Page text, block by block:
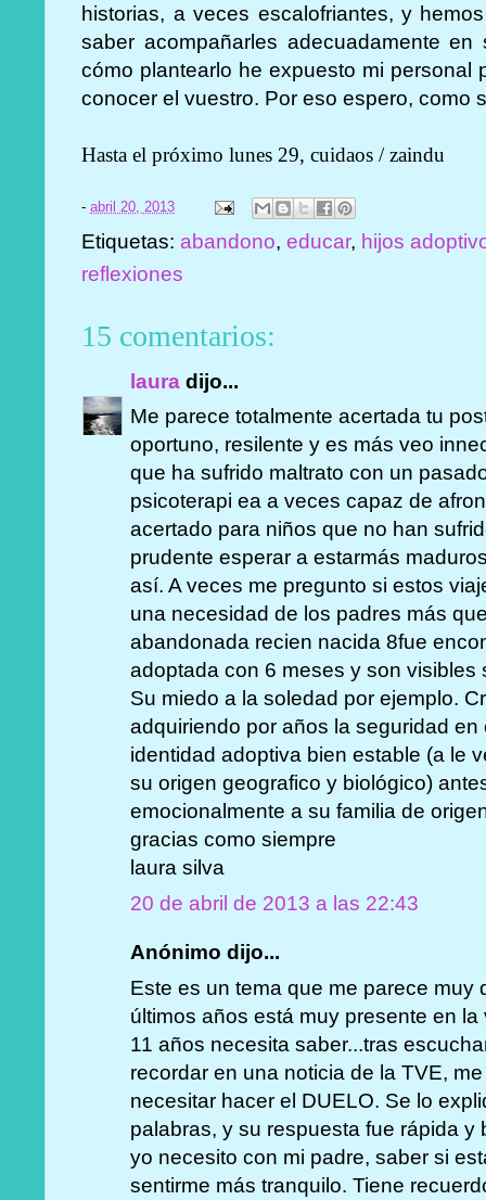
historias, a veces escalofriantes, y
saber acompañarles adecuadamente
cómo plantearlo he expuesto mi personal
conocer el vuestro. Por eso espero, como
Hasta el próximo lunes 29, cuidaos / zaindu
-abril 20, 2013
Etiquetas:abandono,educar, hijos
reflexiones
15 comentarios:
laura dijo...
Me parece totalmente acertada tu
oportuno, resilente y es más veo
que ha sufrido maltrato con un
psicoterapi ea a veces capaz de
acertado para niños que no han
prudente esperar a estarmás
así. A veces me pregunto si estos
una necesidad de los padres más
abandonada recien nacida 8fue
adoptada con 6 meses y son
Su miedo a la soledad por ejemplo.
adquiriendo por años la seguridad
identidad adoptiva bien estable (a le
su origen geografico y biológico)
emocionalmente a su familia de
gracias como siempre
laura silva
20 de abril de 2013 a las 22:43
Anónimo dijo...
Este es un tema que me parece muy
últimos años está muy presente en
11 años necesita saber...tras
recordar en una noticia de la TVE,
necesitar hacer el DUELO. Se lo
palabras, y su respuesta fue rápida y
yo necesito con mi padre, saber si
sentirme más tranquilo. Tiene